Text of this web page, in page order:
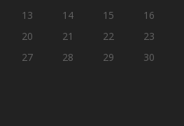
13 14 15
16
20 21 22
23
27 28 29
30